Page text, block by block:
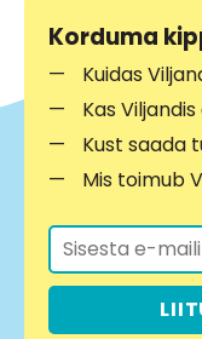
Korduma
Kuidas
Kas
Kust saada
Mis toimub